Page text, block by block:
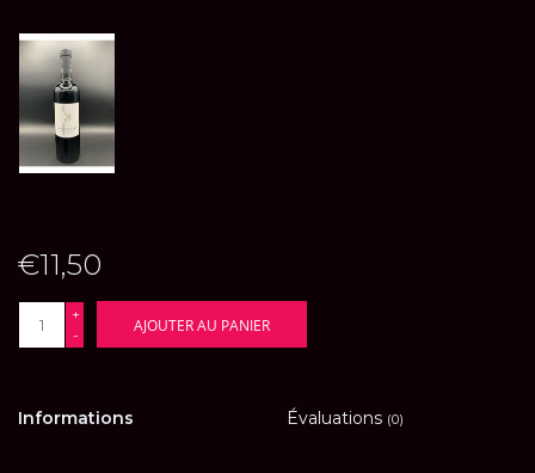
€11,50
+
-
AJOUTER AU PANIER
Informations Évaluations (0)